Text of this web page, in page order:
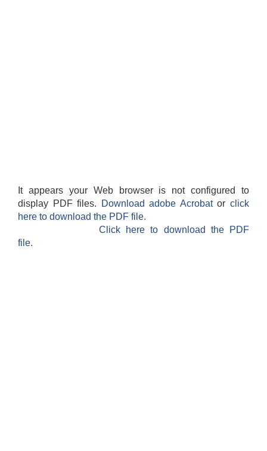
It appears your Web browser is not configured to
display PDF files.
Download adobe Acrobatorclick
here to download the PDF file.
Click here to download the PDF
file.